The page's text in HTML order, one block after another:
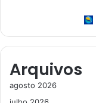
Arquivos
agosto 2026